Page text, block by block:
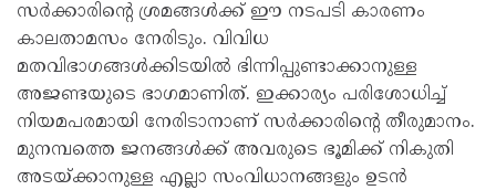
സർക്കാരിന്റെ ശ്രമങ്ങൾക്ക് ഈ നടപടി കാരണം
കാലതാമസം നേരിടും. വിവിധ
മതവിഭാഗങ്ങൾക്കിടയിൽ ഭിന്നിപ്പുണ്ടാക്കാനുള്ള
അജണ്ടയുടെ ഭാഗമാണിത്. ഇക്കാര്യം പരിശോധിച്ച്
നിയമപരമായി നേരിടാനാണ് സർക്കാരിന്റെ തീരുമാനം.
മുനമ്പത്തെ ജനങ്ങൾക്ക് അവരുടെ ഭൂമിക്ക് നികുതി
അടയ്ക്കാനുള്ള എല്ലാ സംവിധാനങ്ങളും ഉടൻ